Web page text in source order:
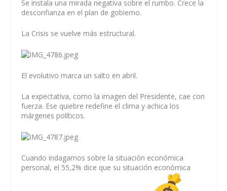
Se instala una mirada negativa sobre el rumbo. Crece la
desconfianza en el plan de gobierno.
La Crisis se vuelve más estructural.
El evolutivo marca un salto en abril.
La expectativa, como la imagen del Presidente, cae con
fuerza. Ese quiebre redefine el clima y achica los
márgenes políticos.
Cuando indagamos sobre la situación económica
personal, el 55,2% dice que su situación económica